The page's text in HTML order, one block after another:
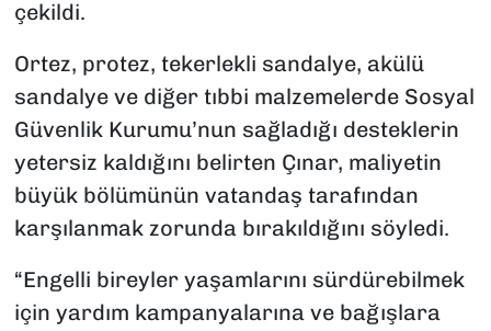
çekildi.
Ortez, protez, tekerlekli sandalye, akülü
sandalye ve diğer tıbbi malzemelerde Sosyal
Güvenlik Kurumu’nun sağladığı desteklerin
yetersiz kaldığını belirten Çınar, maliyetin
büyük bölümünün vatandaş tarafından
karşılanmak zorunda bırakıldığını söyledi.
“Engelli bireyler yaşamlarını sürdürebilmek
için yardım kampanyalarına ve bağışlara